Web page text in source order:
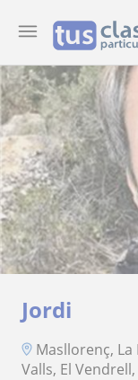
Jordi
Masllorenç,
Valls, El